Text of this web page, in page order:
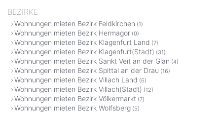
BEZIRKE
Wohnungen mieten Bezirk Feldkirchen (1)
Wohnungen mieten Bezirk Hermagor (0)
Wohnungen mieten Bezirk Klagenfurt Land (7)
Wohnungen mieten Bezirk Klagenfurt(Stadt) (31)
Wohnungen mieten Bezirk Sankt Veit an der Glan (4)
Wohnungen mieten Bezirk Spittal an der Drau (16)
Wohnungen mieten Bezirk Villach Land (6)
Wohnungen mieten Bezirk Villach(Stadt) (12)
Wohnungen mieten Bezirk Völkermarkt (7)
Wohnungen mieten Bezirk Wolfsberg (5)